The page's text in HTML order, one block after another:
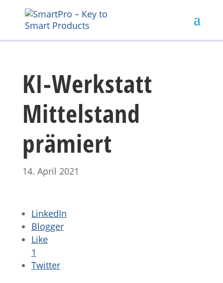
KI-Werkstatt
Mittelstand
prämiert
14. April 2021
LinkedIn
Blogger
Like
1
Twitter